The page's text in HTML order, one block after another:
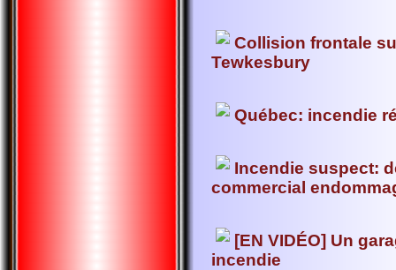
Collision frontale
Tewkesbury
Québec: incendie
Incendie suspect:
commercial
[EN VIDÉO] Un
incendie